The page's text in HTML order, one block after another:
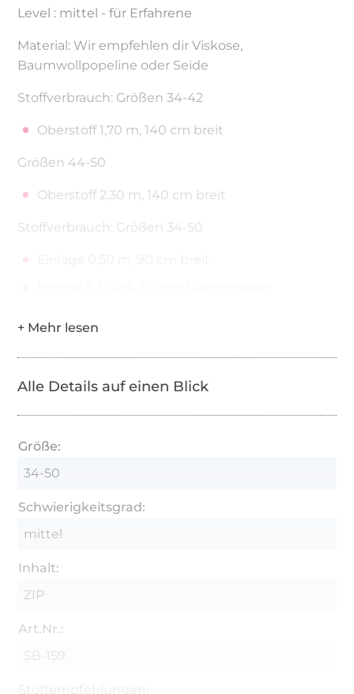
Level : mittel - für Erfahrene
Material: Wir empfehlen dir Viskose,
Baumwollpopeline oder Seide
Stoffverbrauch: Größen 34-42
Oberstoff 1,70 m, 140 cm breit
Größen 44-50
Oberstoff 2,30 m, 140 cm breit
Stoffverbrauch: Größen 34-50
Alle Details auf einen Blick
Größe:
34-50
Schwierigkeitsgrad:
mittel
Inhalt:
ZIP
Art.Nr.:
SB-159